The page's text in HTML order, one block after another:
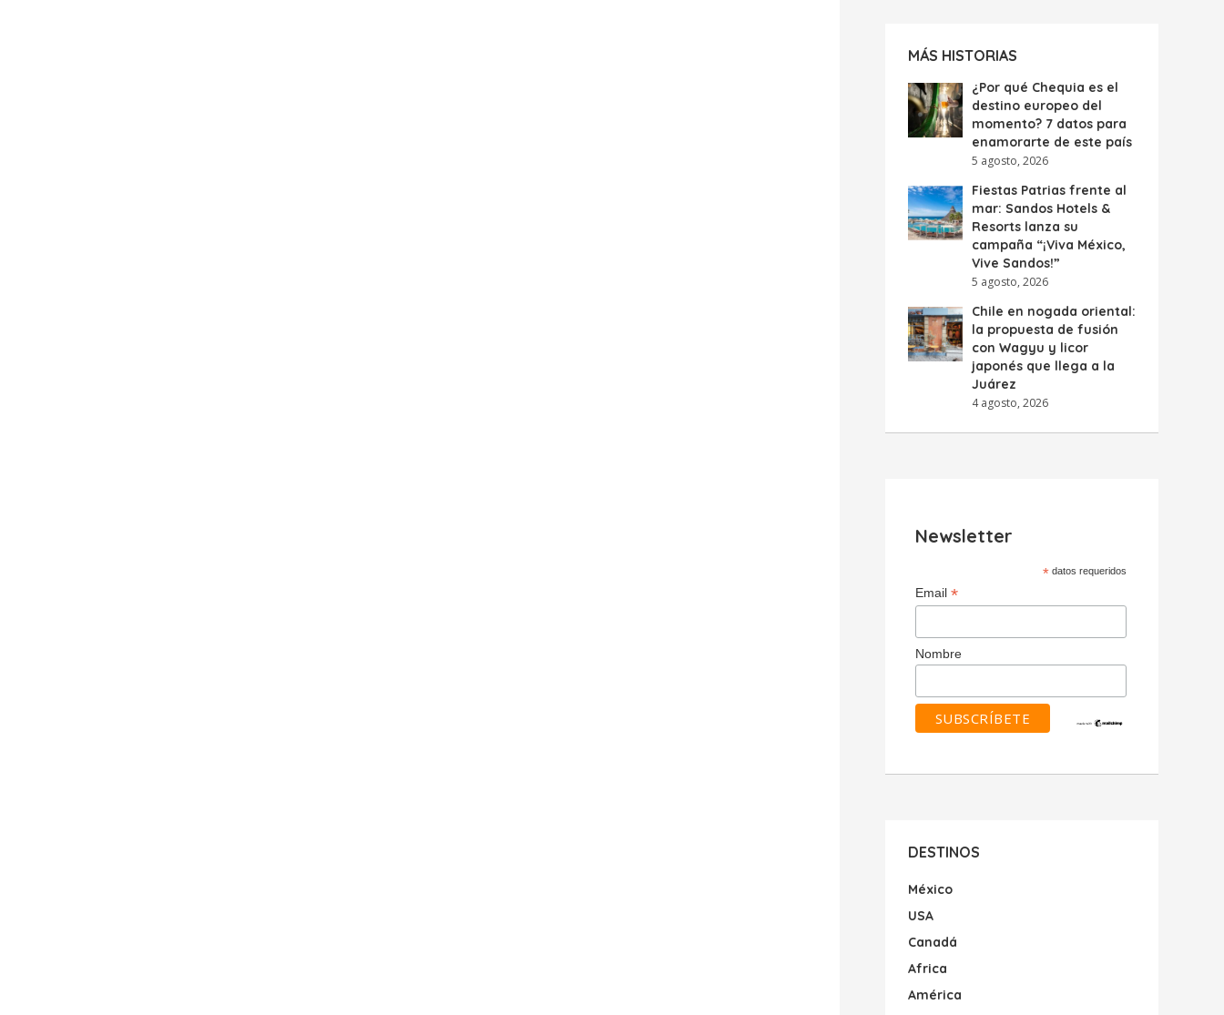
MÁS HISTORIAS
¿Por qué Chequia es el
destino europeo del
momento? 7 datos para
enamorarte de este país
5 agosto, 2026
Fiestas Patrias frente al
mar: Sandos Hotels &
Resorts lanza su
campaña “¡Viva México,
Vive Sandos!”
5 agosto, 2026
Chile en nogada oriental:
la propuesta de fusión
con Wagyu y licor
japonés que llega a la
Juárez
4 agosto, 2026
Newsletter
* datos requeridos
Email *
Nombre
DESTINOS
México
USA
Canadá
Africa
América